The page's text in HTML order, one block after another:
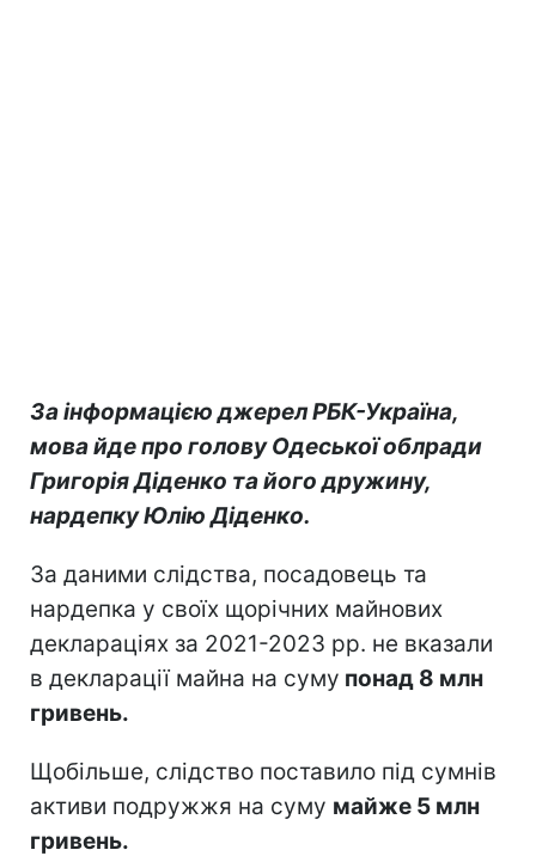
За інформацією джерел РБК-Україна,
мова йде про голову Одеської облради
Григорія Діденко та його дружину,
нардепку Юлію Діденко.
За даними слідства, посадовець та
нардепка у своїх щорічних майнових
деклараціях за 2021-2023 рр. не вказали
в декларації майна на суму понад 8 млн
гривень.
Щобільше, слідство поставило під сумнів
активи подружжя на суму майже 5 млн
гривень.